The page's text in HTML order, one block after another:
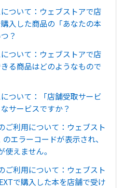
ついて：ウェブストアで店
入した商品の「あなたの本
？
ついて：ウェブストアで店
る商品はどのようなもので
ついて：「店舗受取サービ
サービスですか？
ご利用について：ウェブスト
エラーコードが表示され、
使えません。
ご利用について：ウェブスト
で購入した本を店舗で受け